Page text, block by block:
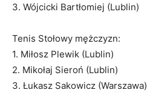
3. Wójcicki Bartłomiej (Lublin)
Tenis Stołowy mężczyzn:
1. Miłosz Plewik (Lublin)
2. Mikołaj Sieroń (Lublin)
3. Łukasz Sakowicz (Warszawa)